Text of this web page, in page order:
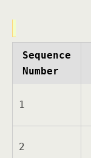
Sequence
Number
1
2